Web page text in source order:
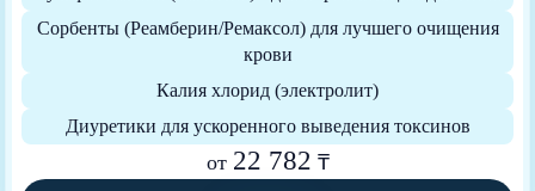
Сорбенты (Реамберин/Ремаксол) для лучшего очищения
крови
Калия хлорид (электролит)
Диуретики для ускоренного выведения токсинов
от 22 782 ₸